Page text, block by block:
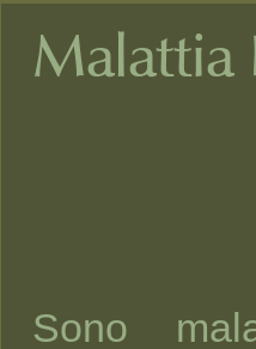
Malattia
Sono